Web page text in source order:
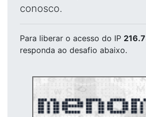
conosco.
Para liberar o acesso do IP
responda ao desafio abaixo.